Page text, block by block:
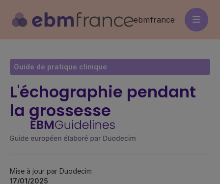
contenu
principal
ebmfrance
Guide de pratique clinique
L'échographie pendant
la grossesse
Mise à jour par Duodecim
17/01/2025